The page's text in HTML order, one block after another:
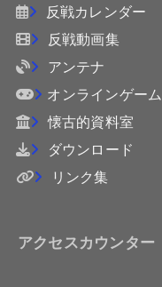
反戦カレンダー
反戦動画集
アンテナ
オンラインゲーム
懐古的資料室
ダウンロード
リンク集
アクセスカウンター